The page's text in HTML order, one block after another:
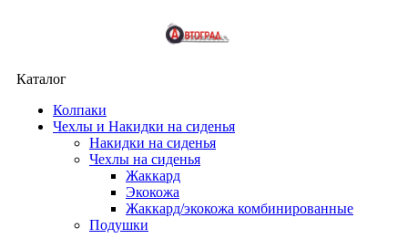
Каталог
Колпаки
Чехлы и Накидки на сиденья
Накидки на сиденья
Чехлы на сиденья
Жаккард
Экокожа
Жаккард/экокожа комбинированные
Подушки